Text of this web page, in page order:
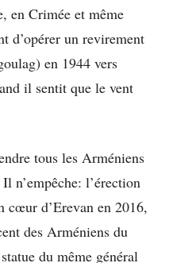
en Crimée et même
d’opérer un revirement
en 1944 vers
il sentit que le vent
tous les Arméniens
n’empêche: l’érection
cœur d’Erevan en 2016,
des Arméniens du
du même général